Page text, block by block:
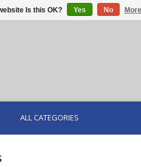
ALL CATEGORIES
Is this OK? Yes No